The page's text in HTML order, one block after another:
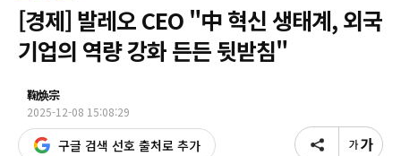
[경제] 발레오 CEO "中 혁신 생태계, 외국
기업의 역량 강화 든든 뒷받침"
鞠焕宗
2025-12-08 15:08:29
구글 검색 선호 출처로 추가